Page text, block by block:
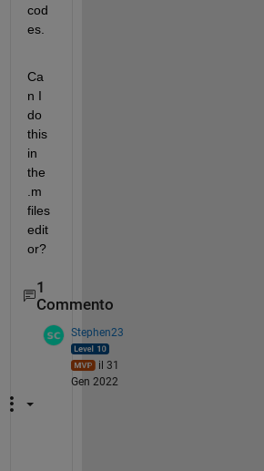
cod
es.
Ca
n I
do
this
in
the
.m
files
edit
or?
1
Commento
Stephen23
il 31
Gen 2022